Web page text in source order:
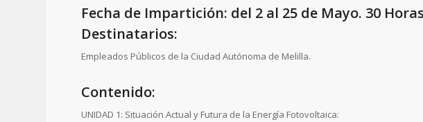
Fecha de Impartición: del 2 al 25 de Mayo. 30
Destinatarios:
Empleados Públicos de la Ciudad Autónoma de Melilla.
Contenido:
UNIDAD 1: Situación Actual y Futura de la Energía Fotovoltaica: